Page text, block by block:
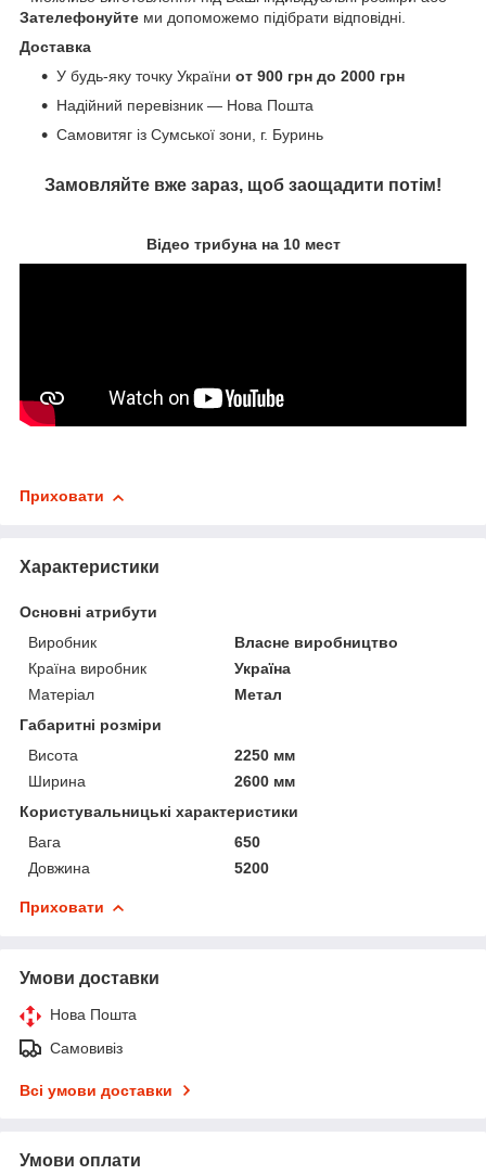
Зателефонуйте ми допоможемо підібрати відповідні.
Доставка
У будь-яку точку України от 900 грн до 2000 грн
Надійний перевізник — Нова Пошта
Самовитяг із Сумської зони, г. Буринь
Замовляйте вже зараз, щоб заощадити потім!
Відео трибуна на 10 мест
Приховати
Характеристики
Основні атрибути
Виробник
Власне виробництво
Країна виробник
Україна
Матеріал
Метал
Габаритні розміри
Висота
2250 мм
Ширина
2600 мм
Користувальницькі характеристики
Вага
650
Довжина
5200
Приховати
Умови доставки
Нова Пошта
Самовивіз
Всі умови доставки
Умови оплати